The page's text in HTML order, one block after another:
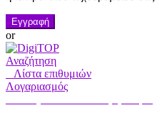
Εγγραφή
or
Αναζήτηση
Λίστα επιθυμιών
Λογαριασμός